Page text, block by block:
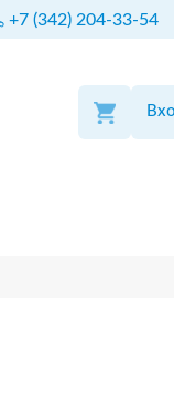
+7 (342) 204-33-54